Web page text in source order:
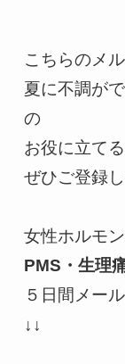
こちらのメ
夏に不調がで
の
お役に立て
ぜひご登録
PMS・生理
５日間メー
↓↓